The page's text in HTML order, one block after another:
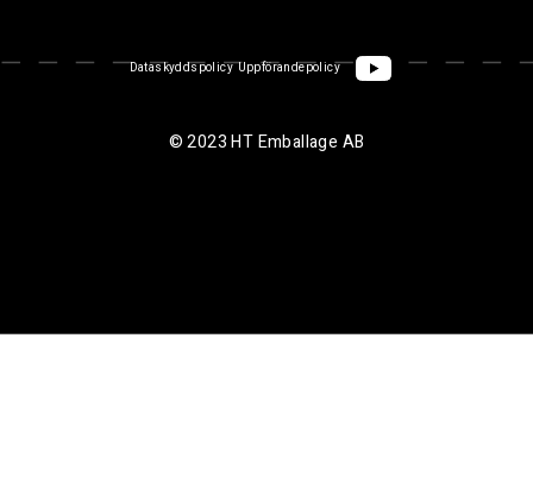
Dataskyddspolicy Uppförandepolicy
© 2023 HT Emballage AB